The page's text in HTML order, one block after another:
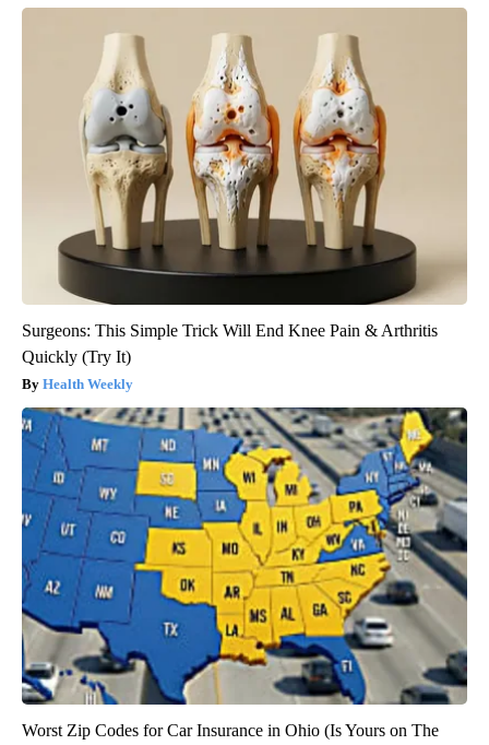
Surgeons: This Simple Trick Will End Knee Pain & Arthritis
Quickly (Try It)
Health Weekly
Worst Zip Codes for Car Insurance in Ohio (Is Yours on The